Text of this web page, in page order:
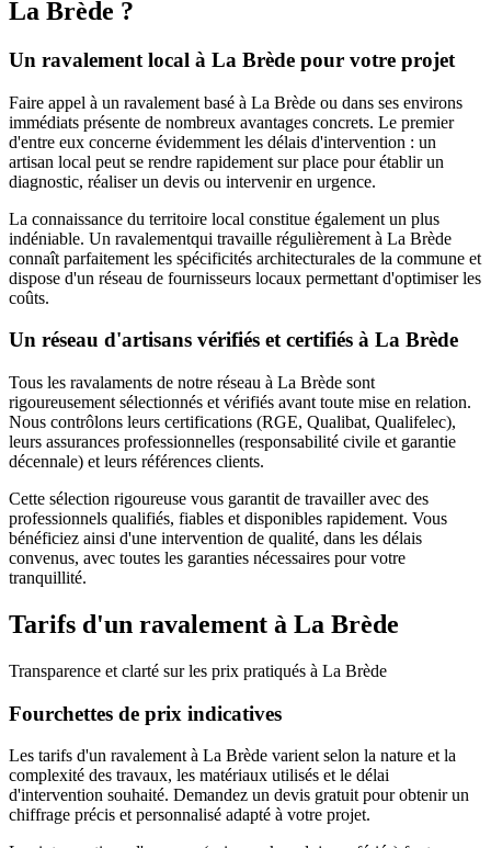
La Brède ?
Un ravalement local à La Brède pour votre projet
Faire appel à un ravalement basé à La Brède ou dans ses environs
immédiats présente de nombreux avantages concrets. Le premier
d'entre eux concerne évidemment les délais d'intervention : un
artisan local peut se rendre rapidement sur place pour établir un
diagnostic, réaliser un devis ou intervenir en urgence.
La connaissance du territoire local constitue également un plus
indéniable. Un ravalementqui travaille régulièrement à La Brède
connaît parfaitement les spécificités architecturales de la commune et
dispose d'un réseau de fournisseurs locaux permettant d'optimiser les
coûts.
Un réseau d'artisans vérifiés et certifiés à La Brède
Tous les ravalaments de notre réseau à La Brède sont
rigoureusement sélectionnés et vérifiés avant toute mise en relation.
Nous contrôlons leurs certifications (RGE, Qualibat, Qualifelec),
leurs assurances professionnelles (responsabilité civile et garantie
décennale) et leurs références clients.
Cette sélection rigoureuse vous garantit de travailler avec des
professionnels qualifiés, fiables et disponibles rapidement. Vous
bénéficiez ainsi d'une intervention de qualité, dans les délais
convenus, avec toutes les garanties nécessaires pour votre
tranquillité.
Tarifs d'un ravalement à La Brède
Transparence et clarté sur les prix pratiqués à La Brède
Fourchettes de prix indicatives
Les tarifs d'un ravalement à La Brède varient selon la nature et la
complexité des travaux, les matériaux utilisés et le délai
d'intervention souhaité. Demandez un devis gratuit pour obtenir un
chiffrage précis et personnalisé adapté à votre projet.